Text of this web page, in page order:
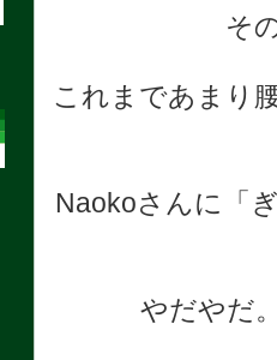
そ
これまであまり
Naokoさんに「
やだやだ